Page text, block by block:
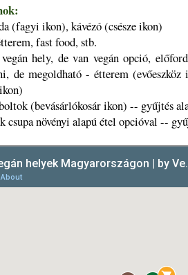
(fagyi ikon), kávézó (csésze ikon)
fast food, stb.
hely, de van vegán opció,
de megoldható - étterem
(bevásárlókosár ikon) -- gyűjtés
csupa növényi alapú étel opcióval --